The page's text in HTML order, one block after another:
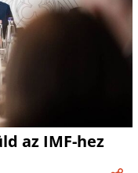
az IMF-hez